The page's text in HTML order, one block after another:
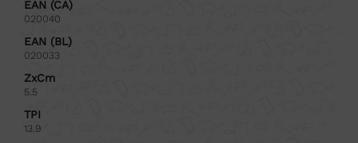
EAN (CA)
020040
EAN (BL)
020033
ZxCm
5.5
TPI
13.9